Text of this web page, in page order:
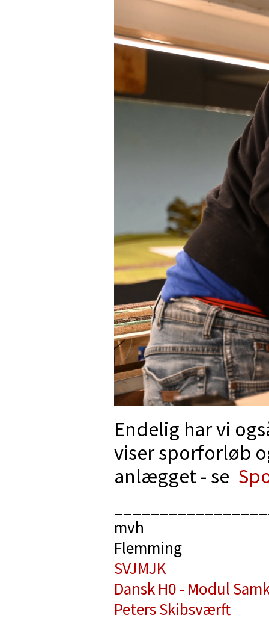
Endelig har vi
viser sporforløb
anlægget - se
mvh
Flemming
SVJMJK
Dansk H0 - Modul
Peters Skibsværft